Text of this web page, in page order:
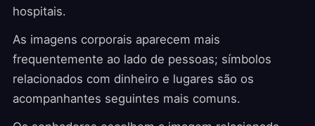
hospitais.
As imagens corporais aparecem mais
frequentemente ao lado de pessoas; símbolos
relacionados com dinheiro e lugares são os
acompanhantes seguintes mais comuns.